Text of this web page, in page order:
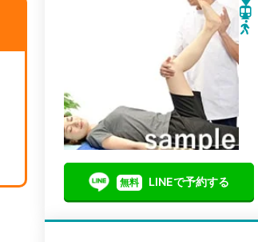
無料 LINEで予約する